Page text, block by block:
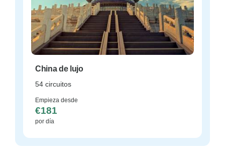
China de lujo
54 circuitos
Empieza desde
€181
por día